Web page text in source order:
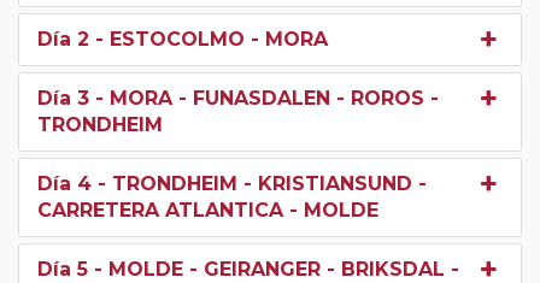
Día 2 - ESTOCOLMO - MORA
Día 3 - MORA - FUNASDALEN - ROROS -
TRONDHEIM
Día 4 - TRONDHEIM - KRISTIANSUND -
CARRETERA ATLANTICA - MOLDE
Día 5 - MOLDE - GEIRANGER - BRIKSDAL -